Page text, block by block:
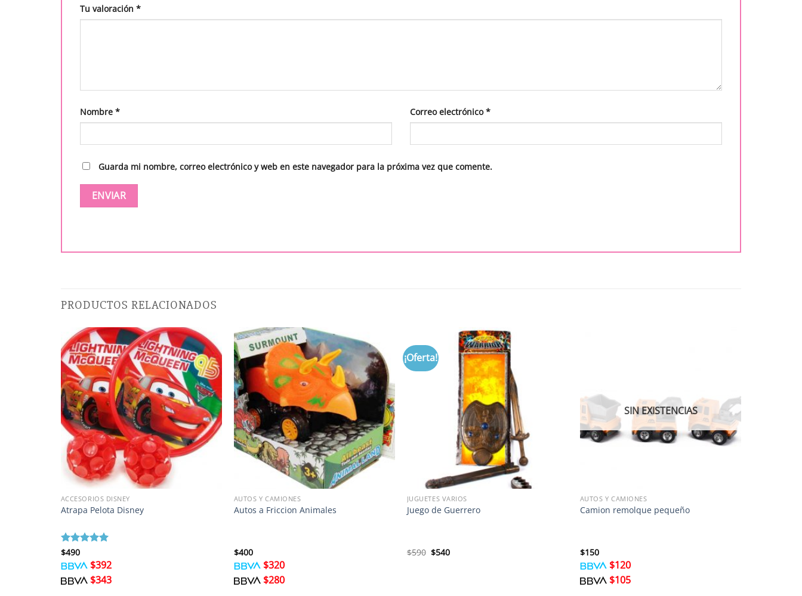
Tu valoración *
Nombre * Correo electrónico*
Guarda mi nombre, correo electrónico y web en este navegador para la próxima vez que comente.
PRODUCTOS RELACIONADOS
ACCESORIOS DISNEY
Atrapa Pelota Disney
Valorado
con 5de 5
$490
$392
$343
AUTOS Y CAMIONES
Autos a Friccion Animales
$400
$320
$280
¡Oferta!
JUGUETES VARIOS
Juego de Guerrero
$590 El
$540El
SIN EXISTENCIAS
AUTOS Y CAMIONES
Camion remolque pequeño
$150
$120
$105